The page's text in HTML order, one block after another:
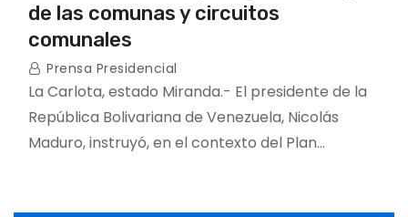
de las comunas y circuitos
comunales
Prensa Presidencial
La Carlota, estado Miranda.- El presidente de la
República Bolivariana de Venezuela, Nicolás
Maduro, instruyó, en el contexto del Plan…